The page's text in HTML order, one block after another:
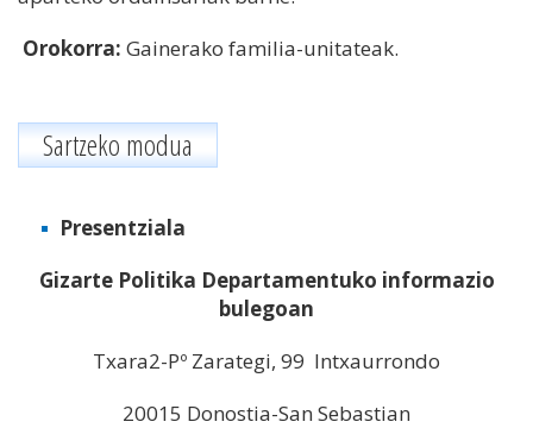
Orokorra: Gainerako familia-unitateak.
Sartzeko modua
Presentziala
Gizarte Politika Departamentuko informazio
bulegoan
Txara2-Pº Zarategi, 99 Intxaurrondo
20015 Donostia-San Sebastian